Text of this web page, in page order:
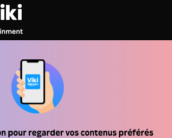
pour regarder vos contenus préférés